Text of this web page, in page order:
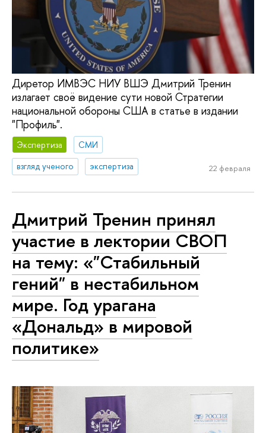
Диретор ИМВЭС НИУ ВШЭ Дмитрий Тренин
излагает своё видение сути новой Стратегии
национальной обороны США в статье в издании
"Профиль".
Экспертиза
СМИ
взгляд ученого
экспертиза 22 февраля
Дмитрий Тренин принял
участие в лектории СВОП
на тему: «"Стабильный
гений" в нестабильном
мире. Год урагана
«Дональд» в мировой
политике»